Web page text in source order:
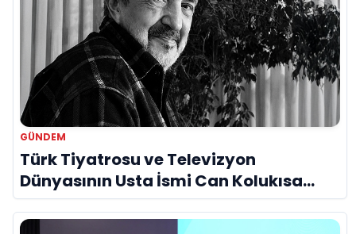
GÜNDEM
Türk Tiyatrosu ve Televizyon
Dünyasının Usta İsmi Can Kolukısa
Hayatını Kaybetti